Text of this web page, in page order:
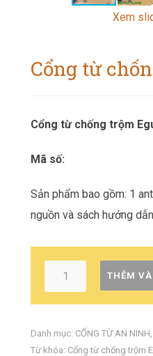
Xem
Cổng từ
Cổng từ chống trộm
Mã số:
Sản phẩm bao gồm: 1
nguồn và sách hướng
THÊM
Danh mục: CỔNG TỪ AN NINH,
Từ khóa: Cổng từ chống trộm